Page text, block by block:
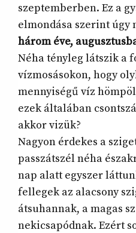
szeptemberben. Ez a
elmondása szerint úgy
három éve,
Néha tényleg látszik a
vízmosásokon, hogy
mennyiségű víz
ezek általában
akkor vizük?
Nagyon érdekes a
passzátszél néha
nap alatt egyszer
fellegek az alacsony
átsuhannak, a magas
nekicsapódnak. Ezért